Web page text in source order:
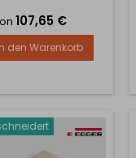
die Lebensdauer
ist. Das Produkt
Maß gefertigt. Sie
einfach Ihre
genau nach Ihren
die Herstellung
eine...
Preis
107,65 €
den Warenkorb